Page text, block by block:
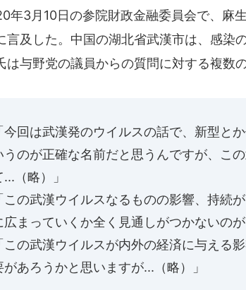
年3月10日の参院財政金融委員会で、麻
言及した。中国の湖北省武漢市は、感染
は与野党の議員からの質問に対する複数
今回は武漢発のウイルスの話で、新型と
うのが正確な名前だと思うんですが、こ
...（略）」
この武漢ウイルスなるものの影響、持続
広まっていくか全く見通しがつかないのが
この武漢ウイルスが内外の経済に与える
があろうかと思いますが...（略）」